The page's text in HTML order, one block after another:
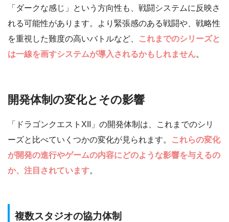
「ダークな感じ」という方向性も、戦闘システムに反映さ
れる可能性があります。より緊張感のある戦闘や、戦略性
を重視した難度の高いバトルなど、
これまでのシリーズと
は一線を画すシステムが導入されるかもしれません。
開発体制の変化とその影響
「ドラゴンクエストXII」の開発体制は、これまでのシリ
ーズと比べていくつかの変化が見られます。
これらの変化
が開発の進行やゲームの内容にどのような影響を与えるの
か、注目されています。
複数スタジオの協力体制